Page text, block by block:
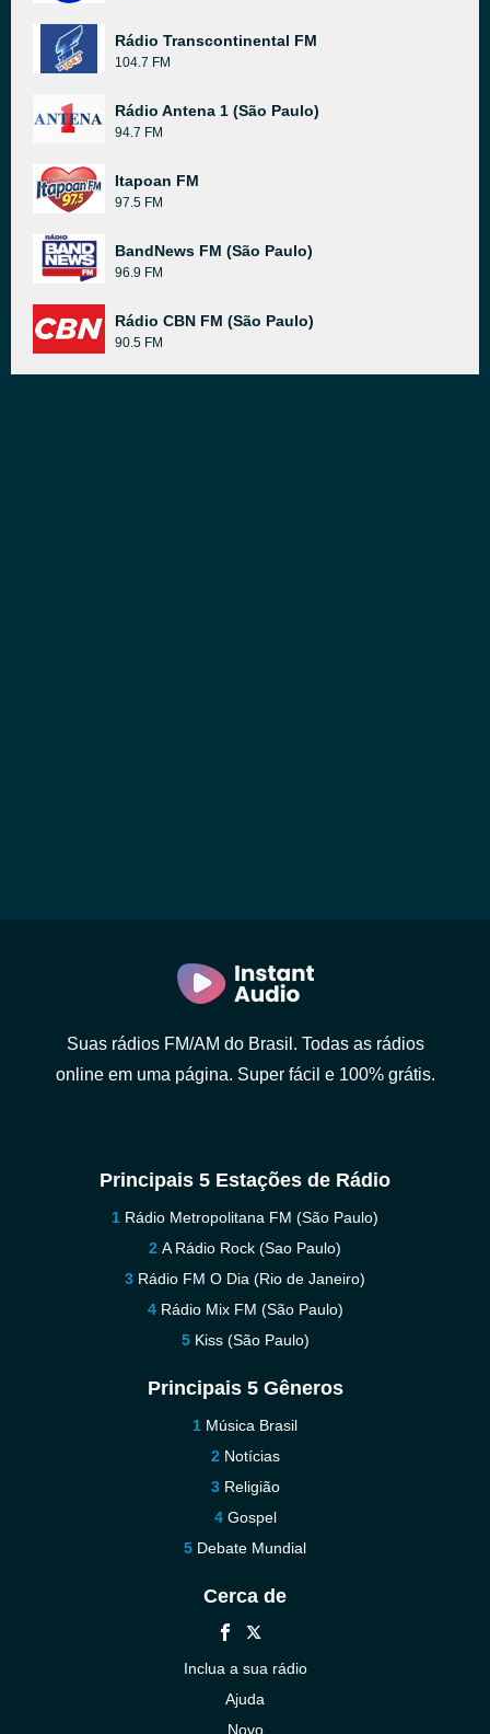
Rádio Transcontinental FM
104.7 FM
Rádio Antena 1 (São Paulo)
94.7 FM
Itapoan FM
97.5 FM
BandNews FM (São Paulo)
96.9 FM
Rádio CBN FM (São Paulo)
90.5 FM
Suas rádios FM/AM do Brasil. Todas as rádios
online em uma página. Super fácil e 100% grátis.
Principais 5 Estações de Rádio
Rádio Metropolitana FM (São Paulo)
A Rádio Rock (Sao Paulo)
Rádio FM O Dia (Rio de Janeiro)
Rádio Mix FM (São Paulo)
Kiss (São Paulo)
Principais 5 Gêneros
Música Brasil
Notícias
Religião
Gospel
Debate Mundial
Cerca de
Inclua a sua rádio
Ajuda
Novo